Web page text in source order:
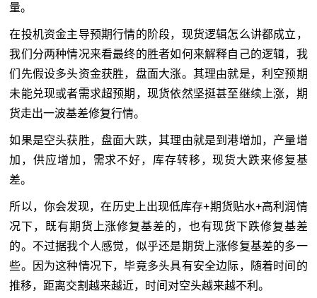
量。
在投机资金主导预期行情的阶段，现货逻辑怎么讲都成立，
我们分两种情况来看最终的胜者如何来解释自己的逻辑，我
们先假设多头资金获胜，盘面大涨。其理由就是，利空预期
未能兑现或者需求超预期，现货依然坚挺甚至继续上涨，期
货走出一波基差修复行情。
如果是空头获胜，盘面大跌，其理由就是到港增加，产量增
加，供应增加，需求不好，库存转移，现货大跌来修复基
差。
所以，你会发现，在历史上出现低库存+期货贴水+高利润情
况下，既有期货上涨修复基差的，也有现货下跌修复基差
的。不过据我个人感觉，似乎还是期货上涨修复基差的多一
些。因为这种情况下，毕竟多头具有安全边际，随着时间的
推移，距离交割越来越近，时间对空头越来越不利。